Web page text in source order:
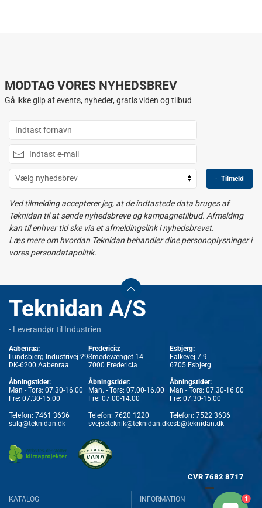
MODTAG VORES NYHEDSBREV
Gå ikke glip af events, nyheder, gratis viden og tilbud
Tilmeld
Ved tilmelding accepterer jeg, at de indtastede data bruges af
Teknidan til at sende nyhedsbreve og kampagnetilbud. Afmelding
kan til enhver tid ske via et afmeldingslink i nyhedsbrevet.
Læs mere om hvordan Teknidan behandler dine personoplysninger i
vores persondatapolitik.
Teknidan A/S
- Leverandør til Industrien
Aabenraa:
Lundsbjerg Industrivej 29
DK-6200 Aabenraa
Åbningstider:
Man - Tors: 07.30-16.00
Fre: 07.30-15.00
Telefon: 7461 3636
salg@teknidan.dk
Fredericia:
Smedevænget 14
7000 Fredericia
Åbningstider:
Man. - Tors: 07.00-16.00
Fre: 07.00-14.00
Telefon: 7620 1220
svejseteknik@teknidan.dk
Esbjerg:
Falkevej 7-9
6705 Esbjerg
Åbningstider:
Man - Tors: 07.30-16.00
Fre: 07.30-15.00
Telefon: 7522 3636
esb@teknidan.dk
CVR 7682 8717
KATALOG INFORMATION 1